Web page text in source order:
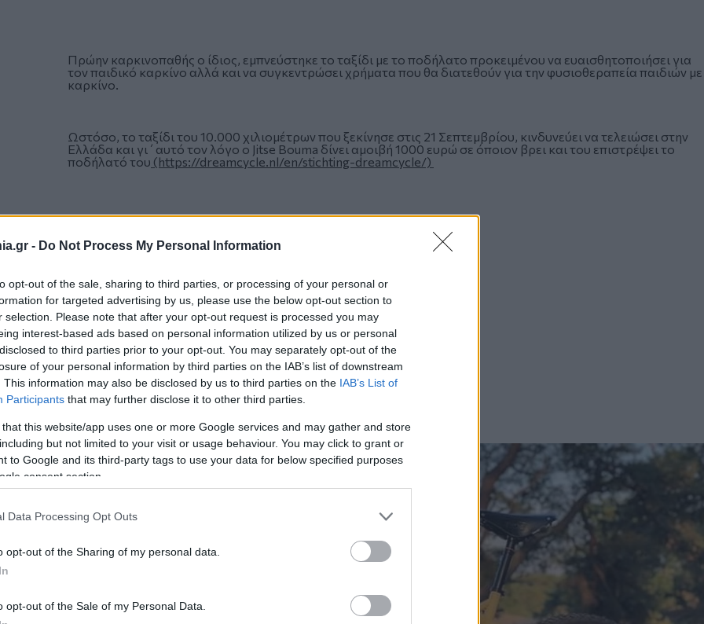
- Do Not Process My Personal Information
opt-out of the sale, sharing to third parties, or processing of your personal or
for targeted advertising by us, please use the below opt-out section to
selection. Please note that after your opt-out request is processed you may
interest-based ads based on personal information utilized by us or personal
to third parties prior to your opt-out. You may separately opt-out of the
of your personal information by third parties on the IAB’s list of downstream
This information may also be disclosed by us to third parties on the IAB’s List of
Participants that may further disclose it to other third parties.
that this website/app uses one or more Google services and may gather and store
but not limited to your visit or usage behaviour. You may click to grant or
to Google and its third-party tags to use your data for below specified purposes
consent section.
Data Processing Opt Outs
opt-out of the Sharing of my personal data.
opt-out of the Sale of my Personal Data.
Πρώην καρκινοπαθής ο ίδιος, εμπνεύστηκε το ταξίδι με το ποδήλατο προκειμένου να ευαισθητοποιήσει για
τον παιδικό καρκίνο αλλά και να συγκεντρώσει χρήματα που θα διατεθούν για την φυσιοθεραπεία παιδιών με
καρκίνο.
Ωστόσο, το ταξίδι του 10.000 χιλιομέτρων που ξεκίνησε στις 21 Σεπτεμβρίου, κινδυνεύει να τελειώσει στην
Ελλάδα και γι΄αυτό τον λόγο ο Jitse Bouma δίνει αμοιβή 1000 ευρώ σε όποιον βρει και του επιστρέψει το
ποδήλατό του (https://dreamcycle.nl/en/stichting-dreamcycle/)